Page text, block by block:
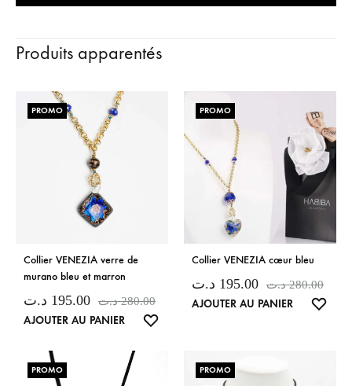
Produits apparentés
PROMO
Collier VENEZIA verre de
murano bleu et marron
195.00 د.ت 280.00 د.ت
AJOUTER AU PANIER
PROMO
Collier VENEZIA cœur bleu
195.00 د.ت 280.00 د.ت
AJOUTER AU PANIER
PROMO PROMO